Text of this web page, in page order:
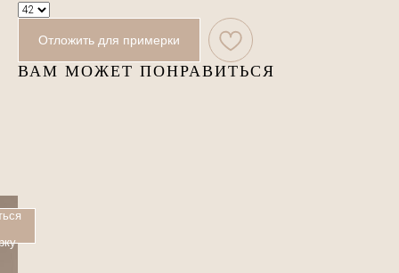
Отложить для примерки
ВАМ МОЖЕТ ПОНРАВИТЬСЯ